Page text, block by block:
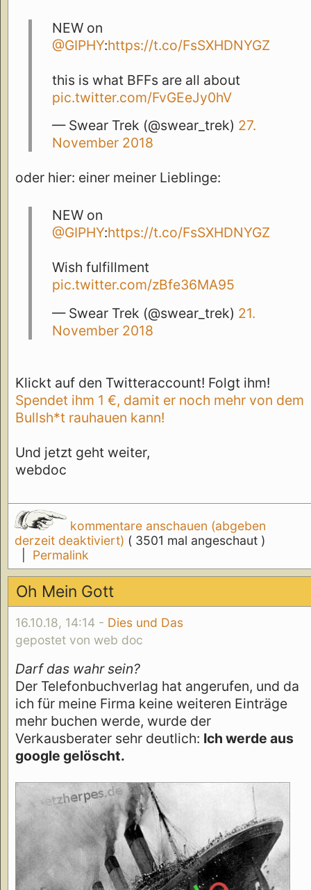
NEW on
@GIPHY:https://t.co/FsSXHDNYGZ
this is what BFFs are all about
pic.twitter.com/FvGEeJy0hV
— Swear Trek (@swear_trek) 27.
November 2018
oder hier: einer meiner Lieblinge:
NEW on
@GIPHY:https://t.co/FsSXHDNYGZ
Wish fulfillment
pic.twitter.com/zBfe36MA95
— Swear Trek (@swear_trek) 21.
November 2018
Klickt auf den Twitteraccount! Folgt ihm!
Spendet ihm 1 €, damit er noch mehr von dem
Bullsh*t rauhauen kann!
Und jetzt geht weiter,
webdoc
kommentare anschauen (abgeben
derzeit deaktiviert) ( 3501 mal angeschaut )
Permalink
Oh Mein Gott
16.10.18, 14:14 - Dies und Das
gepostet von web doc
Darf das wahr sein?
Der Telefonbuchverlag hat angerufen, und da
ich für meine Firma keine weiteren Einträge
mehr buchen werde, wurde der
Verkausberater sehr deutlich: Ich werde aus
google gelöscht.